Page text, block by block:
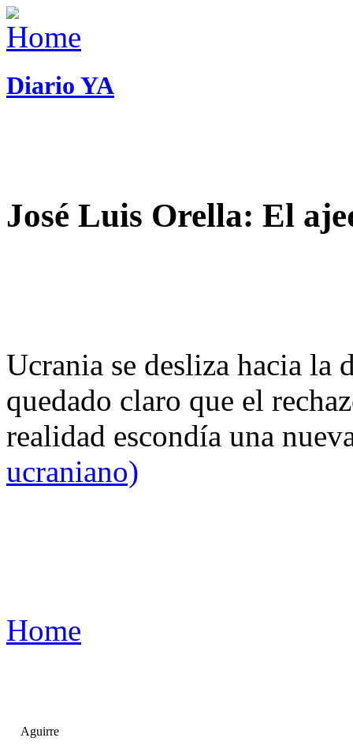
Diario YA
José Luis Orella: El
Ucrania se desliza hacia
quedado claro que el
realidad escondía una
ucraniano)
Home
Aguirre